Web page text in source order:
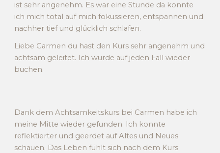
ist sehr angenehm. Es war eine Stunde da konnte
ich mich total auf mich fokussieren, entspannen und
nachher tief und glücklich schlafen.
Liebe Carmen du hast den Kurs sehr angenehm und
achtsam geleitet. Ich würde auf jeden Fall wieder
buchen.
Dank dem Achtsamkeitskurs bei Carmen habe ich
meine Mitte wieder gefunden. Ich konnte
reflektierter und geerdet auf Altes und Neues
schauen. Das Leben fühlt sich nach dem Kurs